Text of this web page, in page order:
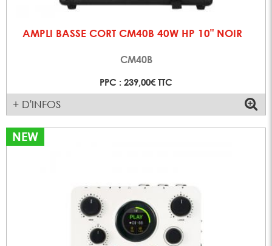
AMPLI BASSE CORT CM40B 40W HP 10" NOIR
CM40B
PPC : 239,00€ TTC
+ D'INFOS
NEW